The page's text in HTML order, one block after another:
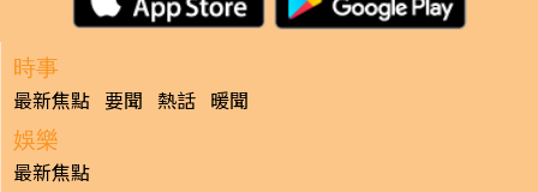
時事
最新焦點 要聞 熱話 暖聞
娛樂
最新焦點